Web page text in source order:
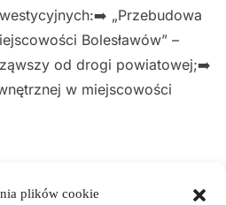
plików cookie
„Przebudowa
Bolesławów” –
od drogi powiatowej;➡️
w miejscowości